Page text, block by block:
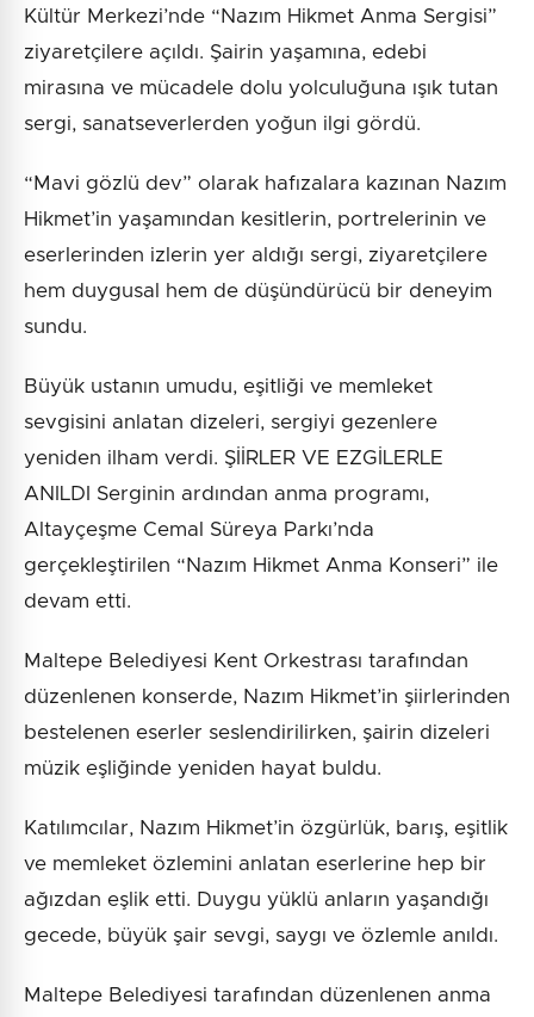
Kültür Merkezi’nde “Nazım Hikmet Anma Sergisi”
ziyaretçilere açıldı. Şairin yaşamına, edebi
mirasına ve mücadele dolu yolculuğuna ışık tutan
sergi, sanatseverlerden yoğun ilgi gördü.
“Mavi gözlü dev” olarak hafızalara kazınan Nazım
Hikmet’in yaşamından kesitlerin, portrelerinin ve
eserlerinden izlerin yer aldığı sergi, ziyaretçilere
hem duygusal hem de düşündürücü bir deneyim
sundu.
Büyük ustanın umudu, eşitliği ve memleket
sevgisini anlatan dizeleri, sergiyi gezenlere
yeniden ilham verdi. ŞİİRLER VE EZGİLERLE
ANILDI Serginin ardından anma programı,
Altayçeşme Cemal Süreya Parkı’nda
gerçekleştirilen “Nazım Hikmet Anma Konseri” ile
devam etti.
Maltepe Belediyesi Kent Orkestrası tarafından
düzenlenen konserde, Nazım Hikmet’in şiirlerinden
bestelenen eserler seslendirilirken, şairin dizeleri
müzik eşliğinde yeniden hayat buldu.
Katılımcılar, Nazım Hikmet’in özgürlük, barış, eşitlik
ve memleket özlemini anlatan eserlerine hep bir
ağızdan eşlik etti. Duygu yüklü anların yaşandığı
gecede, büyük şair sevgi, saygı ve özlemle anıldı.
Maltepe Belediyesi tarafından düzenlenen anma